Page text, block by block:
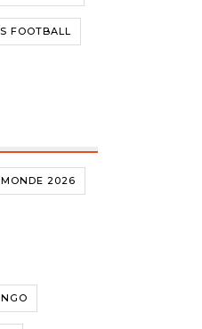
FOOTBALL
2026